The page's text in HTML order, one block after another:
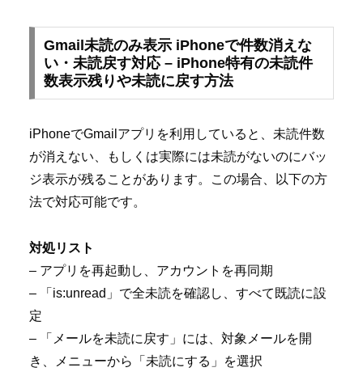
Gmail未読のみ表示 iPhoneで件数消えな
い・未読戻す対応 – iPhone特有の未読件
数表示残りや未読に戻す方法
iPhoneでGmailアプリを利用していると、未読件数
が消えない、もしくは実際には未読がないのにバッ
ジ表示が残ることがあります。この場合、以下の方
法で対応可能です。
対処リスト
– アプリを再起動し、アカウントを再同期
– 「is:unread」で全未読を確認し、すべて既読に設
定
– 「メールを未読に戻す」には、対象メールを開
き、メニューから「未読にする」を選択